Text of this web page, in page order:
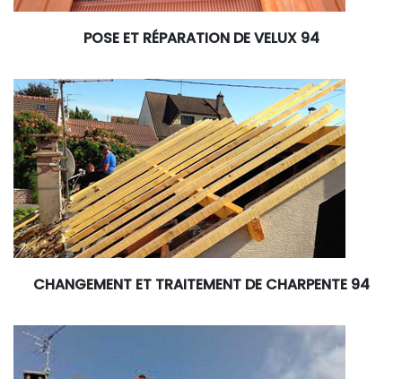
POSE ET RÉPARATION DE VELUX 94
CHANGEMENT ET TRAITEMENT DE CHARPENTE 94